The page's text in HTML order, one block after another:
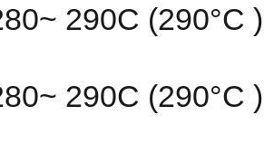
290C (290°C )
290C (290°C )